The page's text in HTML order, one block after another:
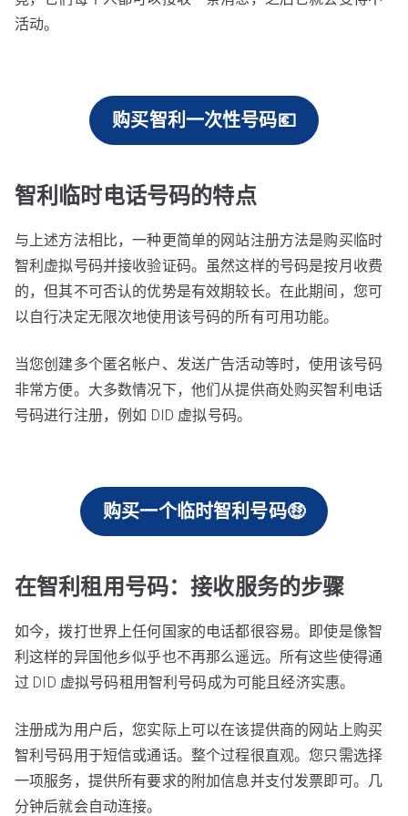
活动。
购买智利一次性号码💶
智利临时电话号码的特点
与上述方法相比，一种更简单的网站注册方法是购买临时
智利虚拟号码并接收验证码。虽然这样的号码是按月收费
的，但其不可否认的优势是有效期较长。在此期间，您可
以自行决定无限次地使用该号码的所有可用功能。
当您创建多个匿名帐户、发送广告活动等时，使用该号码
非常方便。大多数情况下，他们从提供商处购买智利电话
号码进行注册，例如 DID 虚拟号码。
购买一个临时智利号码🤑
在智利租用号码：接收服务的步骤
如今，拨打世界上任何国家的电话都很容易。即使是像智
利这样的异国他乡似乎也不再那么遥远。所有这些使得通
过 DID 虚拟号码租用智利号码成为可能且经济实惠。
注册成为用户后，您实际上可以在该提供商的网站上购买
智利号码用于短信或通话。整个过程很直观。您只需选择
一项服务，提供所有要求的附加信息并支付发票即可。几
分钟后就会自动连接。